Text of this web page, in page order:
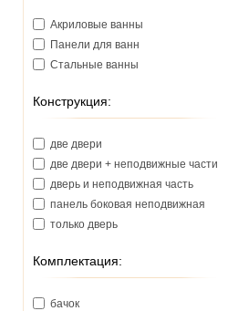
Акриловые ванны
Панели для ванн
Стальные ванны
Конструкция:
две двери
две двери + неподвижные части
дверь и неподвижная часть
панель боковая неподвижная
только дверь
Комплектация:
бачок